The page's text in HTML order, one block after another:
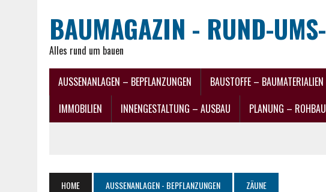
BAUMAGAZIN - RUND-
Alles rund um bauen
AUSSENANLAGEN – BEPFLANZUNGEN BAUSTOFFE – BAUMATERIALIEN
IMMOBILIEN
INNENGESTALTUNG – AUSBAU PLANUNG – ROHBAU
HOME AUSSENANLAGEN - BEPFLANZUNGEN ZÄUNE